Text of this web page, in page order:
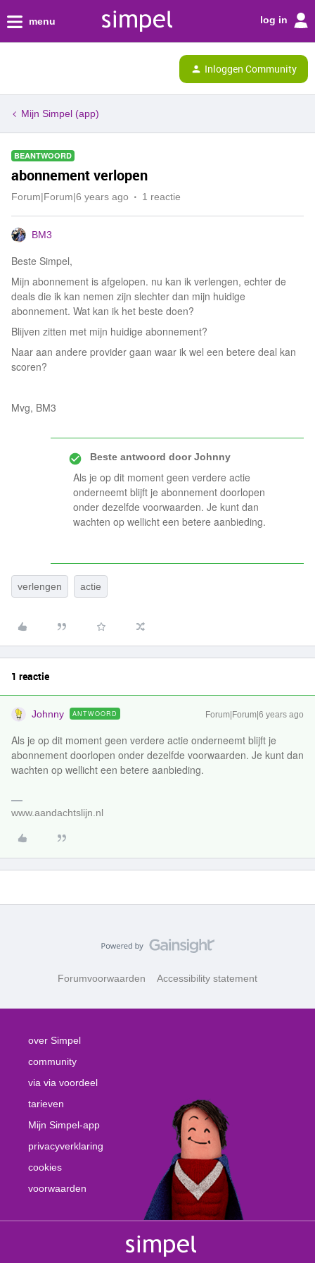
menu log in
Inloggen Community
Mijn Simpel (app)
BEANTWOORD
abonnement verlopen
Forum|Forum|6 years ago 1 reactie
BM3
Beste Simpel,
Mijn abonnement is afgelopen. nu kan ik verlengen, echter de
deals die ik kan nemen zijn slechter dan mijn huidige
abonnement. Wat kan ik het beste doen?
Blijven zitten met mijn huidige abonnement?
Naar aan andere provider gaan waar ik wel een betere deal kan
scoren?
Mvg, BM3
Beste antwoord doorJohnny
Als je op dit moment geen verdere actie
onderneemt blijft je abonnement doorlopen
onder dezelfde voorwaarden. Je kunt dan
wachten op wellicht een betere aanbieding.
verlengen actie
1 reactie
Johnny ANTWOORD Forum|Forum|6 years ago
Als je op dit moment geen verdere actie onderneemt blijft je
abonnement doorlopen onder dezelfde voorwaarden. Je kunt dan
wachten op wellicht een betere aanbieding.
www.aandachtslijn.nl
Forumvoorwaarden Accessibility statement
over Simpel
community
via via voordeel
tarieven
Mijn Simpel-app
privacyverklaring
cookies
voorwaarden